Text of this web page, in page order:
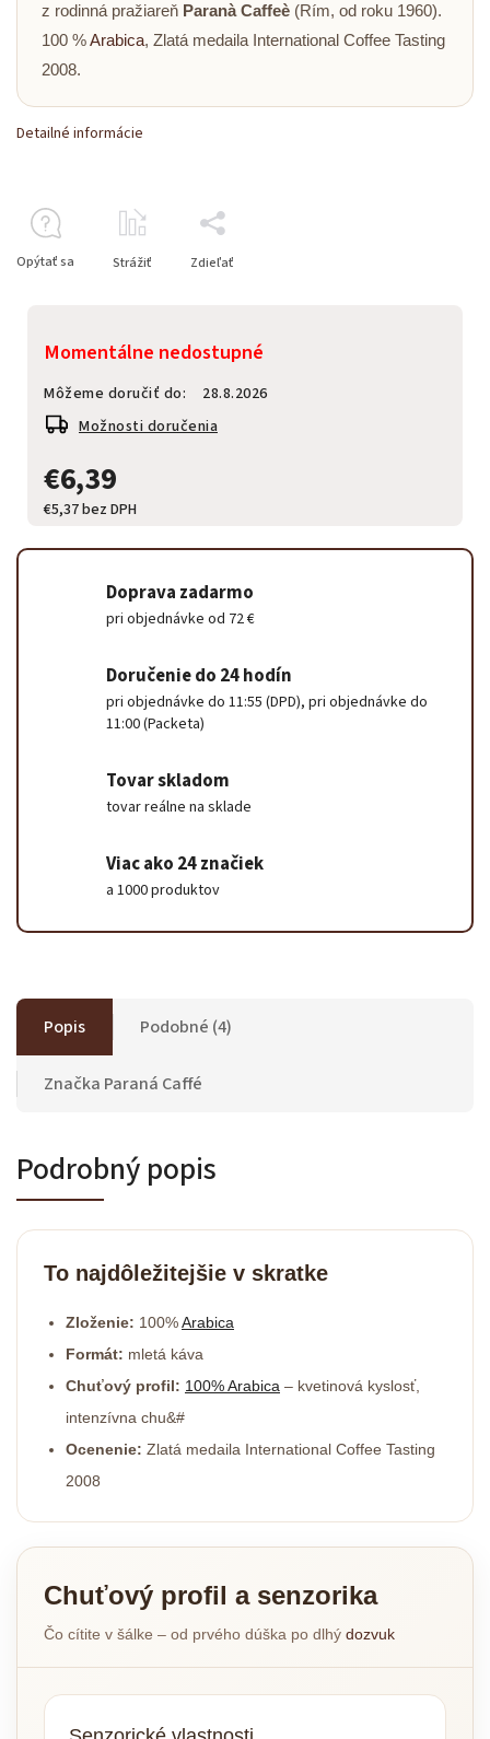
€6,39
€5,37 bez DPH
Momentálne nedostupné
Môžeme doručiť do:
28.8.2026
Možnosti doručenia
z rodinná pražiareň Paranà Caffeè (Rím, od roku 1960).
100 %Arabica, Zlatá medaila International Coffee Tasting
2008.
Detailné informácie
Opýtať sa Strážiť Zdieľať
Doprava zadarmo
pri objednávke od 72 €
Doručenie do 24 hodín
pri objednávke do 11:55 (DPD), pri objednávke do
11:00 (Packeta)
Tovar skladom
tovar reálne na sklade
Viac ako 24 značiek
a 1000 produktov
Popis Podobné (4)
Značka Paraná Caffé
Podrobný popis
To najdôležitejšie v skratke
Zloženie: 100%Arabica
Formát: mletá káva
Chuťový profil: 100% Arabica – kvetinová kyslosť,
intenzívna chu&#
Ocenenie: Zlatá medaila International Coffee Tasting
2008
Chuťový profil a senzorika
Čo cítite v šálke – od prvého dúška po dlhý dozvuk